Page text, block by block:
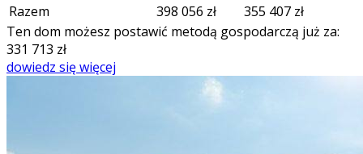
Razem
398 056 zł 355 407 zł
Ten dom możesz postawić metodą gospodarczą już za:
331 713 zł
dowiedz się więcej